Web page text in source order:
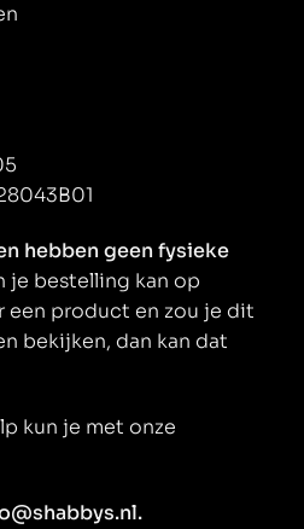
hebben geen fysieke
je bestelling kan op
een product en zou je dit
bekijken, dan kan dat
kun je met onze